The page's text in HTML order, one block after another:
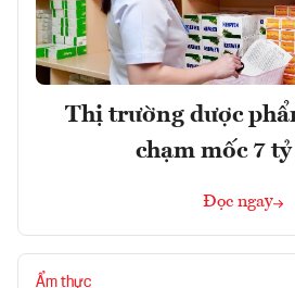
Thị trường dược
chạm mốc 7
Đọc ngay
Ẩm thực